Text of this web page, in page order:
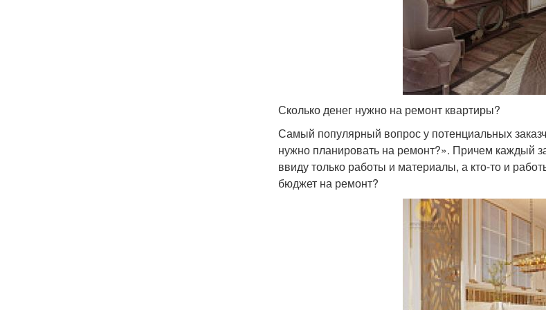
Сколько денег нужно на ремонт квартиры?
Самый популярный вопрос у потенциальных
нужно планировать на ремонт?». Причем каждый
ввиду только работы и материалы, а кто-то и
бюджет на ремонт?